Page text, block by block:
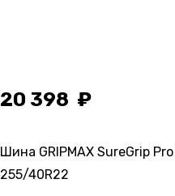
20 398
Шина GRIPMAX SureGrip
255/40R22